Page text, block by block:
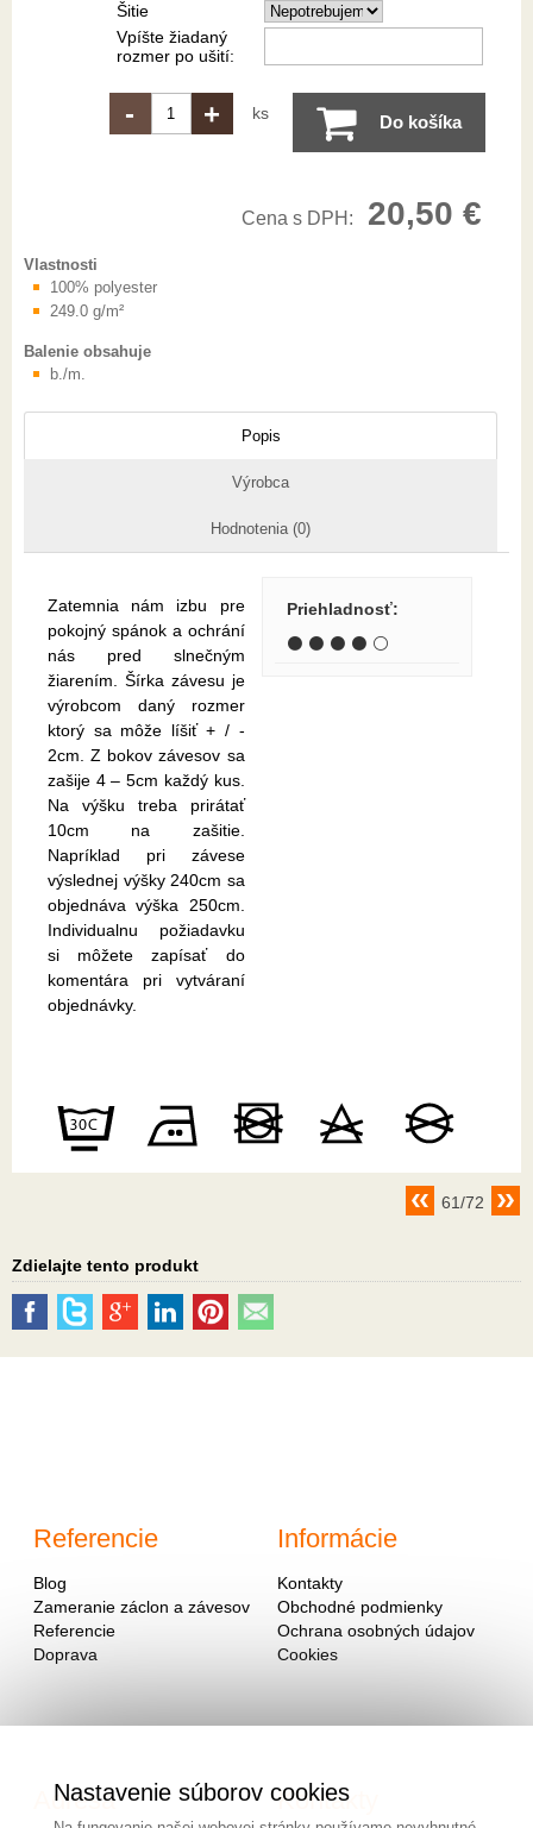
Šitie
Vpíšte žiadaný
rozmer po ušití:
- + ks Do košíka
Cena s DPH: 20,50 €
Vlastnosti
100% polyester
249.0 g/m²
Balenie obsahuje
b./m.
Popis
Výrobca
Hodnotenia (0)
Zatemnia nám izbu pre
pokojný spánok a ochrání
nás pred slnečným
žiarením. Šírka závesu je
výrobcom daný rozmer
ktorý sa môže líšiť + / -
2cm. Z bokov závesov sa
zašije 4 – 5cm každý kus.
Na výšku treba prirátať
10cm na zašitie.
Napríklad pri závese
výslednej výšky 240cm sa
objednáva výška 250cm.
Individualnu požiadavku
si môžete zapísať do
komentára pri vytváraní
objednávky.
Priehladnosť:
⚫ ⚫ ⚫ ⚫ ⚪
61/72
Zdielajte tento produkt
Referencie
Blog
Zameranie záclon a závesov
Referencie
Doprava
Informácie
Kontakty
Obchodné podmienky
Ochrana osobných údajov
Cookies
Adresa Kontakty
Nastavenie súborov cookies